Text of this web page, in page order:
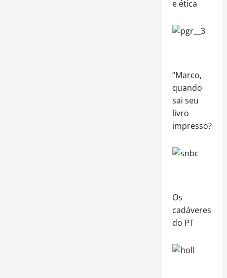
e ética
“Marco,
quando
sai seu
livro
impresso?”
Os
cadáveres
do PT